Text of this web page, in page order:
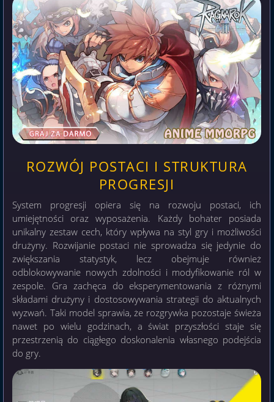
ROZWÓJ POSTACI I STRUKTURA
PROGRESJI
System progresji opiera się na rozwoju postaci, ich
umiejętności oraz wyposażenia. Każdy bohater posiada
unikalny zestaw cech, który wpływa na styl gry i możliwości
drużyny. Rozwijanie postaci nie sprowadza się jedynie do
zwiększania statystyk, lecz obejmuje również
odblokowywanie nowych zdolności i modyfikowanie ról w
zespole. Gra zachęca do eksperymentowania z różnymi
składami drużyny i dostosowywania strategii do aktualnych
wyzwań. Taki model sprawia, że rozgrywka pozostaje świeża
nawet po wielu godzinach, a świat przyszłości staje się
przestrzenią do ciągłego doskonalenia własnego podejścia
do gry.